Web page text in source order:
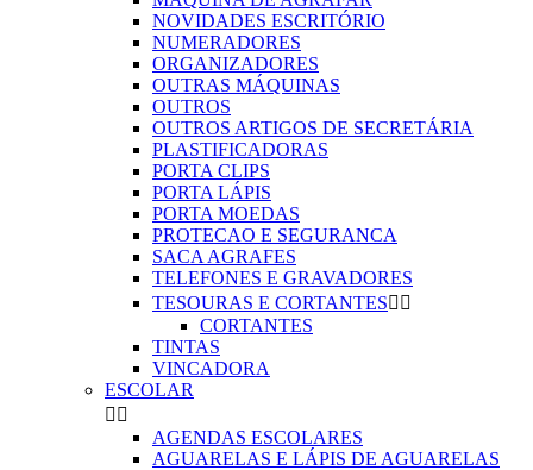
NOVIDADES ESCRITÓRIO
NUMERADORES
ORGANIZADORES
OUTRAS MÁQUINAS
OUTROS
OUTROS ARTIGOS DE SECRETÁRIA
PLASTIFICADORAS
PORTA CLIPS
PORTA LÁPIS
PORTA MOEDAS
PROTECAO E SEGURANCA
SACA AGRAFES
TELEFONES E GRAVADORES
TESOURAS E CORTANTES 
CORTANTES
TINTAS
VINCADORA
ESCOLAR
 
AGENDAS ESCOLARES
AGUARELAS E LÁPIS DE AGUARELAS